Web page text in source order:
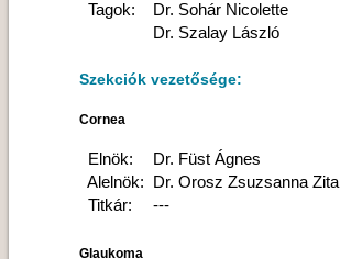
Tagok:
Dr. Sohár Nicolette
Dr. Szalay László
Szekciók vezetősége:
Cornea
Elnök:
Alelnök:
Titkár:
Dr. Füst Ágnes
Dr. Orosz Zsuzsanna Zita
---
Glaukoma